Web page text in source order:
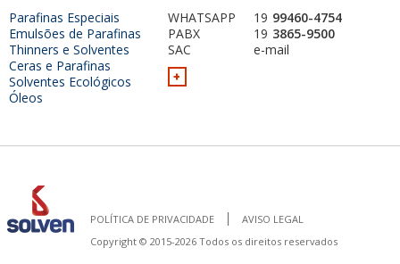
Parafinas Especiais
Emulsões de Parafinas
Thinners e Solventes
Ceras e Parafinas
Solventes Ecológicos
Óleos
WHATSAPP
PABX
SAC
+
19 99460-4754
19 3865-9500
e-mail
POLÍTICA DE PRIVACIDADE
AVISO LEGAL
Copyright © 2015-2026 Todos os direitos reservados